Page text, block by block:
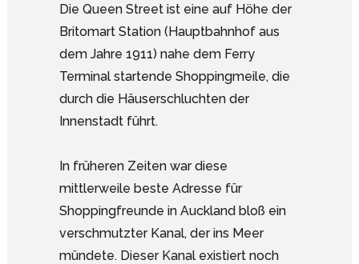
Die Queen Street ist eine auf Höhe der
Britomart Station (Hauptbahnhof aus
dem Jahre 1911) nahe dem Ferry
Terminal startende Shoppingmeile, die
durch die Häuserschluchten der
Innenstadt führt.
In früheren Zeiten war diese
mittlerweile beste Adresse für
Shoppingfreunde in Auckland bloß ein
verschmutzter Kanal, der ins Meer
mündete. Dieser Kanal existiert noch